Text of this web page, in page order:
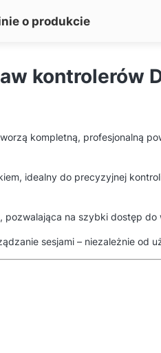
o produkcie
kontrolerów
kompletną, profesjonalną
idealny do precyzyjnej
na szybki dostęp do
sesjami – niezależnie od